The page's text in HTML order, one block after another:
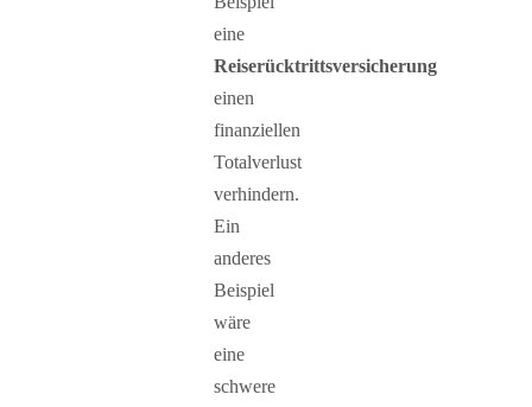
eine
Reiserücktrittsversicherung
einen
finanziellen
Totalverlust
verhindern.
Ein
anderes
Beispiel
wäre
eine
schwere